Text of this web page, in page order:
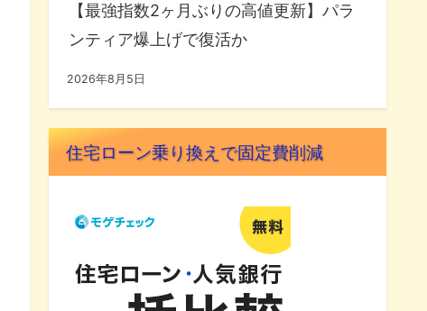
【最強指数2ヶ月ぶりの高値更新】パラ
ンティア爆上げで復活か
2026年8月5日
住宅ローン乗り換えで固定費削減